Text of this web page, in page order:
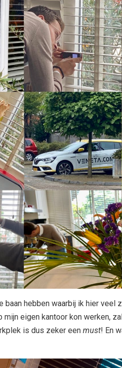
baan hebben waarbij ik hier veel
mijn eigen kantoor kon werken,
is dus zeker een must! En